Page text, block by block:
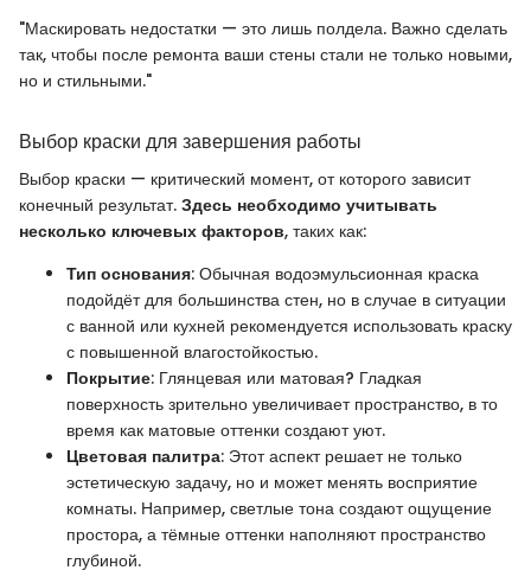
"Маскировать недостатки — это лишь полдела. Важно сделать
так, чтобы после ремонта ваши стены стали не только новыми,
но и стильными."
Выбор краски для завершения работы
Выбор краски — критический момент, от которого зависит
конечный результат. Здесь необходимо учитывать
несколько ключевых факторов, таких как:
Тип основания: Обычная водоэмульсионная краска
подойдёт для большинства стен, но в случае в ситуации
с ванной или кухней рекомендуется использовать краску
с повышенной влагостойкостью.
Покрытие: Глянцевая или матовая? Гладкая
поверхность зрительно увеличивает пространство, в то
время как матовые оттенки создают уют.
Цветовая палитра: Этот аспект решает не только
эстетическую задачу, но и может менять восприятие
комнаты. Например, светлые тона создают ощущение
простора, а тёмные оттенки наполняют пространство
глубиной.